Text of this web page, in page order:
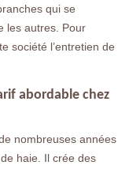
qui se
les autres. Pour
société l’entretien de
abordable chez
nombreuses années
haie. Il crée des